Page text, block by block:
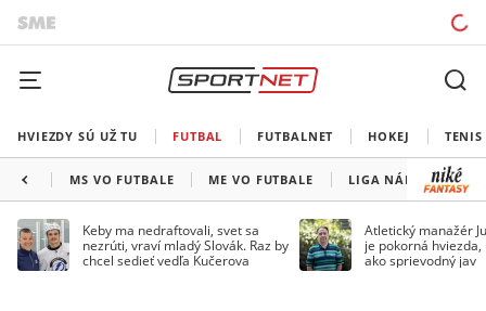
HVIEZDY SÚ UŽ TU FUTBAL FUTBALNET HOKEJ TENIS
MS VO FUTBALE ME VO FUTBALE LIGA NÁRODOV
Keby ma nedraftovali, svet sa
nezrúti, vraví mladý Slovák. Raz by
chcel sedieť vedľa Kučerova
Atletický manažér
je pokorná
ako sprievodný jav